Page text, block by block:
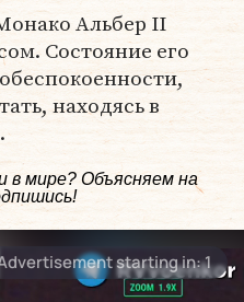
Альбер II
Состояние его
находясь в
в мире? Объясняем на